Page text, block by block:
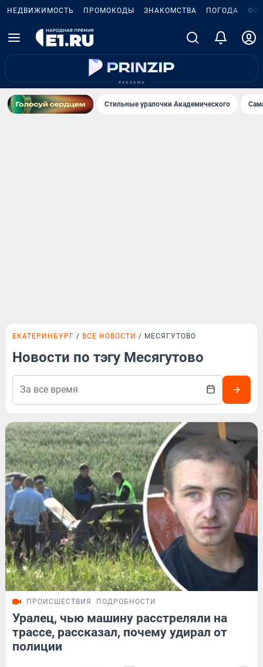
НЕДВИЖИМОСТЬ ПРОМОКОДЫ ЗНАКОМСТВА ПОГОДА
Стильные уралочки Академического
ЕКАТЕРИНБУРГ ВСЕ НОВОСТИ МЕСЯГУТОВО
Новости по тэгу Месягутово
ПРОИСШЕСТВИЯ ПОДРОБНОСТИ
Уралец, чью машину расстреляли на
трассе, рассказал, почему удирал от
полиции